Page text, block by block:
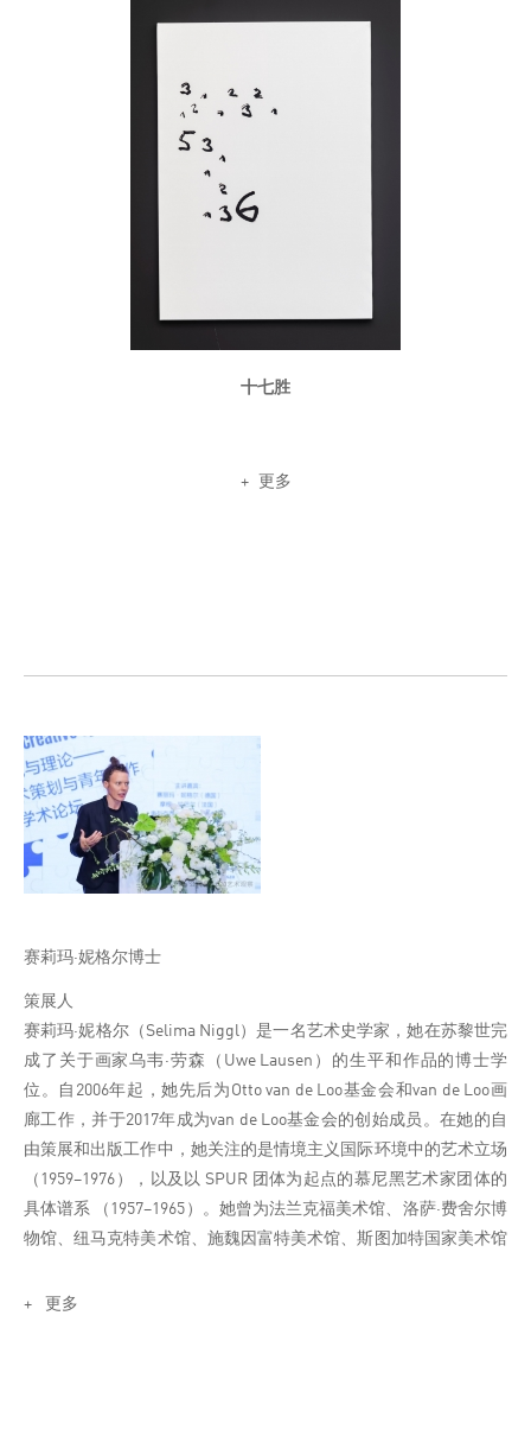
十七胜
更多
赛莉玛·妮格尔博士
策展人
赛莉玛·妮格尔（Selima Niggl）是一名艺术史学家，她在苏黎世完
成了关于画家乌韦·劳森（Uwe Lausen）的生平和作品的博士学
位。自2006年起，她先后为Otto van de Loo基金会和van de Loo画
廊工作，并于2017年成为van de Loo基金会的创始成员。在她的自
由策展和出版工作中，她关注的是情境主义国际环境中的艺术立场
（1959–1976），以及以 SPUR 团体为起点的慕尼黑艺术家团体的
具体谱系 （1957–1965）。她曾为法兰克福美术馆、洛萨·费舍尔博
物馆、纽马克特美术馆、施魏因富特美术馆、斯图加特国家美术馆
览。她出版过有关画家皮诺特·加利齐奥 (Pinot Gallizio)、乌韦·劳森
更多